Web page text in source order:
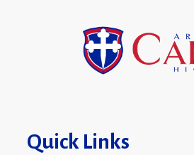
Quick Links